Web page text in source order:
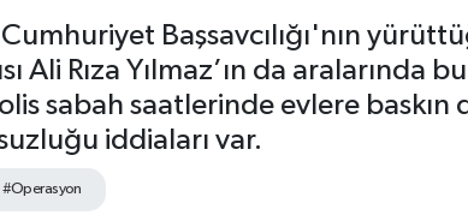
Başsavcılığı'nın
Ali Rıza Yılmaz’ın da
sabah saatlerinde evlere baskın
iddiaları var.
#Operasyon